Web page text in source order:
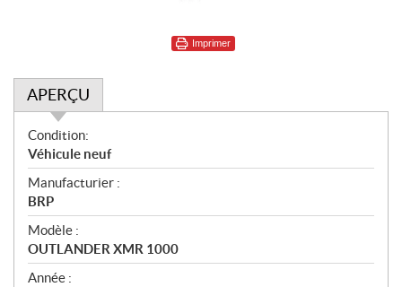
Imprimer
APERÇU
A
p
e
r
ç
u
Condition:
Véhicule neuf
Manufacturier :
BRP
Modèle :
OUTLANDER XMR 1000
Année :